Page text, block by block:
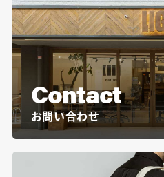
Contact
お問い合わせ